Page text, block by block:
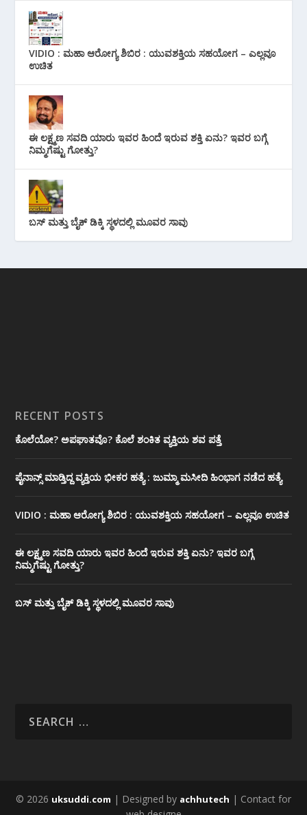
VIDIO : ಮಹಾ ಆರೋಗ್ಯ ಶಿಬಿರ : ಯುವಶಕ್ತಿಯ ಸಹಯೋಗ – ಎಲ್ಲವೂ
ಉಚಿತ
ಈ ಲಕ್ಷ್ಮಣ ಸವದಿ ಯಾರು ಇವರ ಹಿಂದೆ ಇರುವ ಶಕ್ತಿ ಏನು? ಇವರ ಬಗ್ಗೆ
ನಿಮ್ಮಗೆಷ್ಟು ಗೋತ್ತು?
ಬಸ್ ಮತ್ತು ಬೈಕ್ ಡಿಕ್ಕಿ ಸ್ಥಳದಲ್ಲಿ ಮೂವರ ಸಾವು
RECENT POSTS
ಕೊಲೆಯೋ? ಅಪಘಾತವೊ? ಕೊಲೆ ಶಂಕಿತ ವ್ಯಕ್ತಿಯ ಶವ ಪತ್ತೆ
ಪೈನಾನ್ಸ್ ಮಾಡ್ತಿದ್ದ ವ್ಯಕ್ತಿಯ ಭೀಕರ‌ ಹತ್ಯೆ : ಜುಮ್ಮಾ ಮಸೀದಿ ಹಿಂಭಾಗ ನಡೆದ ಹತ್ಯೆ
VIDIO : ಮಹಾ ಆರೋಗ್ಯ ಶಿಬಿರ : ಯುವಶಕ್ತಿಯ ಸಹಯೋಗ – ಎಲ್ಲವೂ ಉಚಿತ
ಈ ಲಕ್ಷ್ಮಣ ಸವದಿ ಯಾರು ಇವರ ಹಿಂದೆ ಇರುವ ಶಕ್ತಿ ಏನು? ಇವರ ಬಗ್ಗೆ
ನಿಮ್ಮಗೆಷ್ಟು ಗೋತ್ತು?
ಬಸ್ ಮತ್ತು ಬೈಕ್ ಡಿಕ್ಕಿ ಸ್ಥಳದಲ್ಲಿ ಮೂವರ ಸಾವು
© 2026 uksuddi.com | Designed by achhutech | Contact for